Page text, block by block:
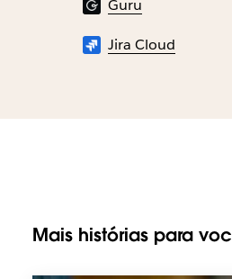
Guru
Jira Cloud
Mais histórias para